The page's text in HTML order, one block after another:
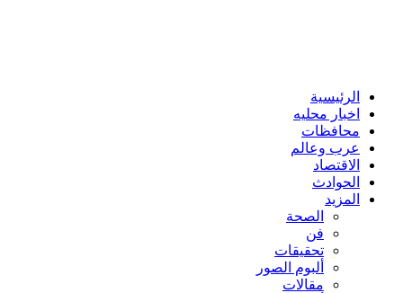
الرئيسية
اخبار محليه
محافظات
عرب وعالم
الاقتصاد
الحوادث
المزيد
الصحة
فن
تحقيقات
ألبوم الصور
مقالات